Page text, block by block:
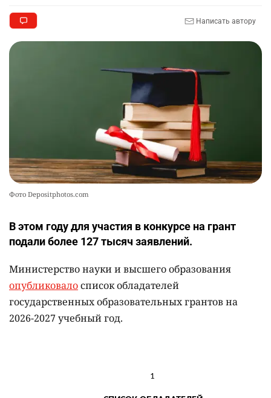
10
Написать автору
Фото Depositphotos.com
В этом году для участия в конкурсе на грант
подали более 127 тысяч заявлений.
Министерство науки и высшего образования
опубликовалосписок обладателей
государственных образовательных грантов на
2026-2027 учебный год.